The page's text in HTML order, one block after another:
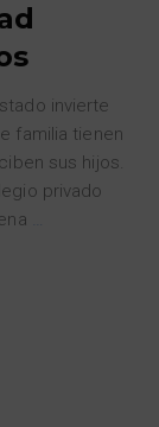
invierte
familia tienen
sus hijos.
privado